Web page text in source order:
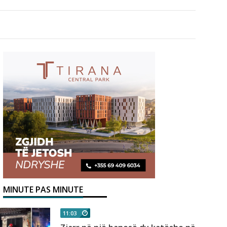
MINUTE PAS MINUTE
11:03